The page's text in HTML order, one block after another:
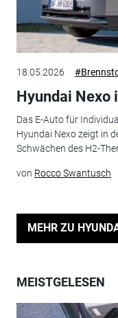
18.05.2026
Hyundai Nexo
Das E-Auto für
Hyundai Nexo zeigt in
Schwächen des H2-
von Rocco Swantusch
MEHR ZU
MEISTGELESEN